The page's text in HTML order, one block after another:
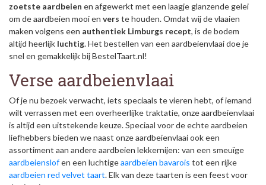
zoetste aardbeien en afgewerkt met een laagje glanzende gelei
om de aardbeien mooi en vers te houden. Omdat wij de vlaaien
maken volgens een authentiek Limburgs recept, is de bodem
altijd heerlijk luchtig. Het bestellen van een aardbeienvlaai doe je
snel en gemakkelijk bij BestelTaart.nl!
Verse aardbeienvlaai
Of je nu bezoek verwacht, iets speciaals te vieren hebt, of iemand
wilt verrassen met een overheerlijke traktatie, onze aardbeienvlaai
is altijd een uitstekende keuze. Speciaal voor de echte aardbeien
liefhebbers bieden we naast onze aardbeienvlaai ook een
assortiment aan andere aardbeien lekkernijen: van een smeuïge
aardbeienslofen een luchtigeaardbeien bavarois tot een rijke
aardbeien red velvet taart. Elk van deze taarten is een feest voor